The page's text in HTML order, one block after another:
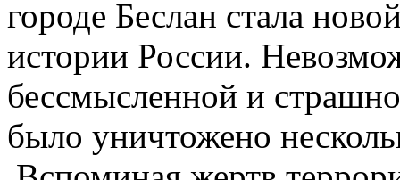
городе Беслан стала
истории России.
бессмысленной и
было уничтожено